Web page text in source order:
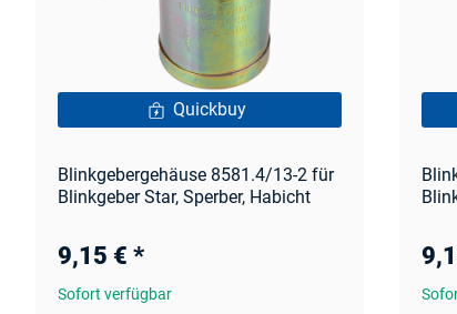
Quickbuy
Blinkgebergehäuse 8581.4/13-2 für
Blinkgeber Star, Sperber, Habicht
9,15 € *
Sofort verfügbar